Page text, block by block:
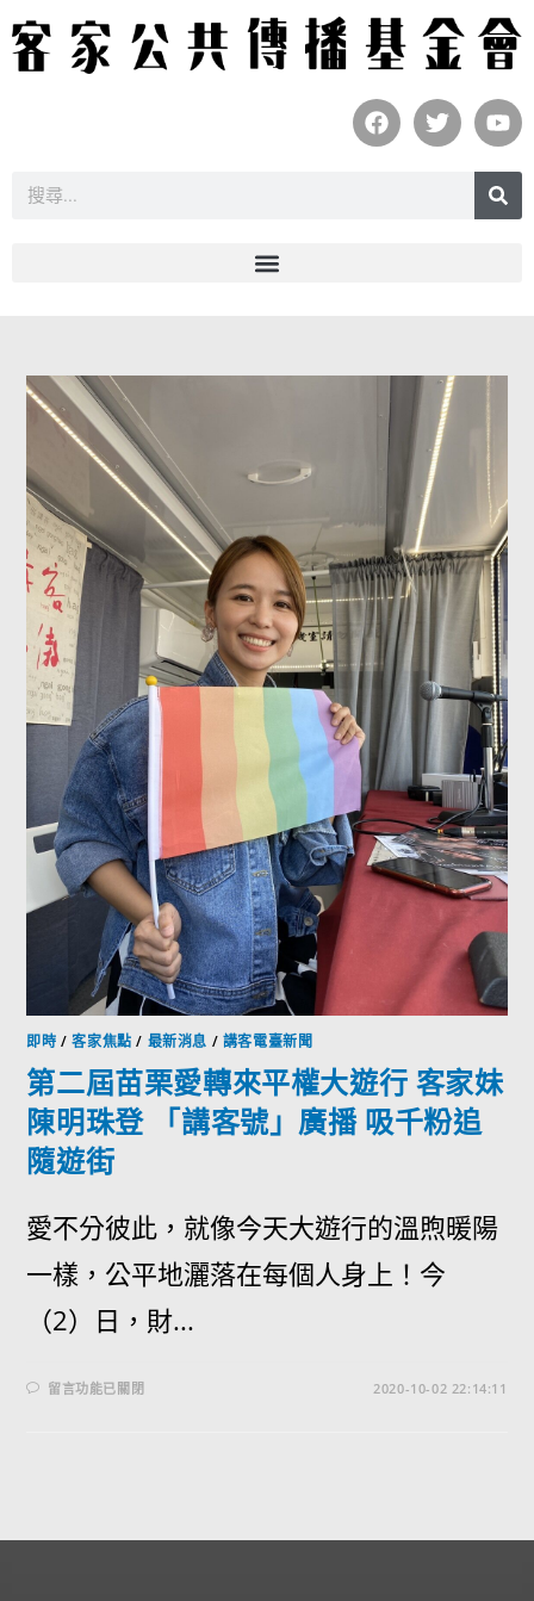
即時 /客家焦點 / 最新消息 / 講客電臺新聞
第二屆苗栗愛轉來平權大遊行 客家妹
陳明珠登 「講客號」廣播 吸千粉追
隨遊街
愛不分彼此，就像今天大遊行的溫煦暖陽
一樣，公平地灑落在每個人身上！今
（2）日，財...
留言功能已關閉 2020-10-02 22:14:11